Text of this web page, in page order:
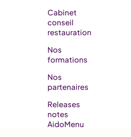
Cabinet
conseil
restauration
Nos
formations
Nos
partenaires
Releases
notes
AidoMenu